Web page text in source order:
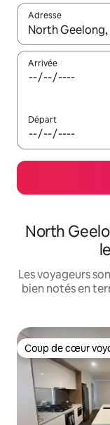
Adresse
Lorsque les
Arrivée
Départ
North
Les voyageurs
bien notés en
Coup de cœur
Coup de cœur